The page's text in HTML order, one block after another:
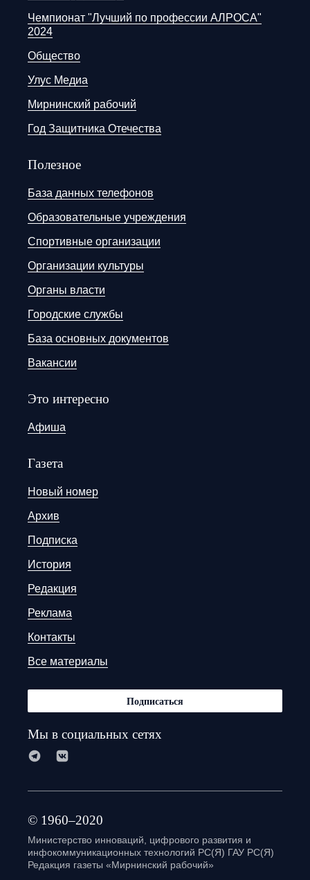
Чемпионат "Лучший по профессии АЛРОСА"
2024
Общество
Улус Медиа
Мирнинский рабочий
Год Защитника Отечества
Полезное
База данных телефонов
Образовательные учреждения
Спортивные организации
Организации культуры
Органы власти
Городские службы
База основных документов
Вакансии
Это интересно
Афиша
Газета
Новый номер
Архив
Подписка
История
Редакция
Реклама
Контакты
Все материалы
Подписаться
Мы в социальных сетях
© 1960–2020
Министерство инноваций, цифрового развития и
инфокоммуникационных технологий РС(Я) ГАУ РС(Я)
Редакция газеты «Мирнинский рабочий»